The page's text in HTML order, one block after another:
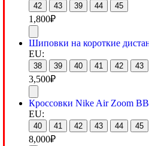
42
43 39 44 45
1,800₽
Шиповки на короткие
EU:
38 39 40 41 42 43
3,500₽
Кроссовки Nike Air Zoom
EU:
40 41 42 43 44 45
8,000₽